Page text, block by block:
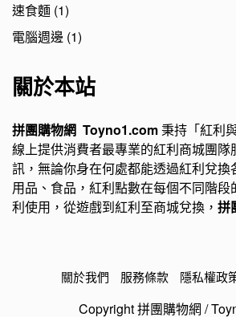
速食麵 (1)
電腦週邊 (1)
關於本站
拼團購物網 Toyno1.com秉持「紅利
線上提供消費者最專業的紅利商城團隊
訊，無論你身在何處都能透過紅利兌
用品、食品，紅利點數在每個不同階段
利使用，從遊戲到紅利至商城兌換， 拼
關於我們 服務條款 隱私權政
Copyright 拼團購物網 /